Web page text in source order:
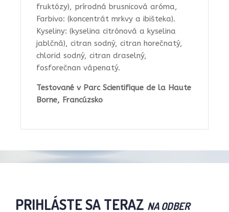
fruktózy), prírodná brusnicová aróma,
Farbivo: (koncentrát mrkvy a ibišteka).
Kyseliny: (kyselina citrónová a kyselina
jablčná), citran sodný, citran horečnatý,
chlorid sodný, citran draselný,
fosforečnan vápenatý.
Testované v Parc Scientifique de la Haute
Borne, Francúzsko
PRIHLÁSTE SA TERAZ NA ODBER